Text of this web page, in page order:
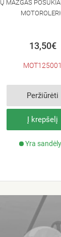
MAZGAS
13,50€
MOT125001
Peržiūrėti
Į krepšelį
Yra